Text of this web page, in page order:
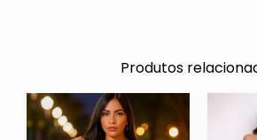
Produtos